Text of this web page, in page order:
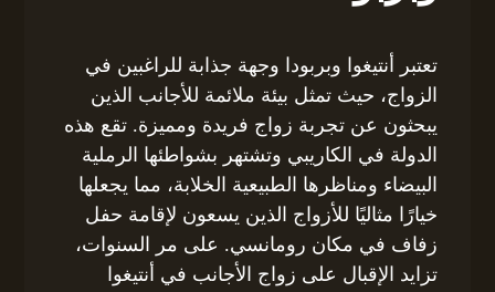
تعتبر أنتيغوا وبربودا وجهة جذابة للراغبين في
الزواج، حيث تمثل بيئة ملائمة للأجانب الذين
يبحثون عن تجربة زواج فريدة ومميزة. تقع هذه
الدولة في الكاريبي وتشتهر بشواطئها الرملية
البيضاء ومناظرها الطبيعية الخلابة، مما يجعلها
خيارًا مثاليًا للأزواج الذين يسعون لإقامة حفل
زفاف في مكان رومانسي. على مر السنوات،
تزايد الإقبال على زواج الأجانب في أنتيغوا